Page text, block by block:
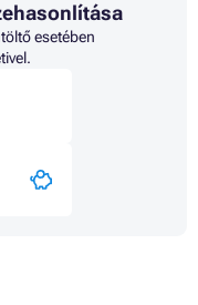
esetében